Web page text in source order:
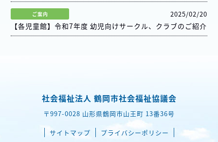
ご案内 2025/02/20
【各児童館】令和7年度 幼児向けサークル、クラブのご紹介
社会福祉法人 鶴岡市社会福祉協議会
〒997-0028 山形県鶴岡市山王町 13番36号
サイトマップ プライバシーポリシー